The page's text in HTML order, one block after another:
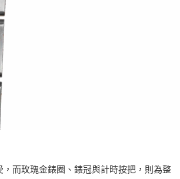
而玫瑰金錶圈、錶冠與計時按把，則為整